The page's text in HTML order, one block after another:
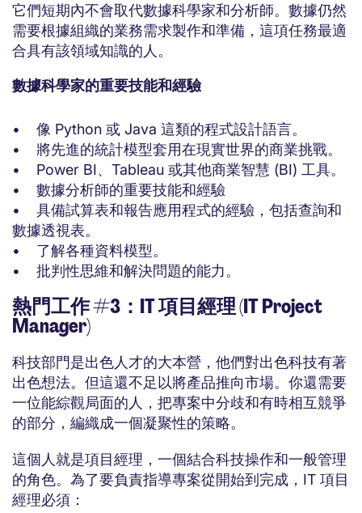
它們短期內不會取代數據科學家和分析師。數據仍然
需要根據組織的業務需求製作和準備，這項任務最適
合具有該領域知識的人。
數據科學家的重要技能和經驗
• 像 Python 或 Java 這類的程式設計語言。
• 將先進的統計模型套用在現實世界的商業挑戰。
• Power BI、Tableau 或其他商業智慧 (BI) 工具。
• 數據分析師的重要技能和經驗
• 具備試算表和報告應用程式的經驗，包括查詢和
數據透視表。
• 了解各種資料模型。
• 批判性思維和解決問題的能力。
熱門工作 #3：IT 項目經理 (IT Project
Manager)
科技部門是出色人才的大本營，他們對出色科技有著
出色想法。但這還不足以將產品推向市場。你還需要
一位能綜觀局面的人，把專案中分歧和有時相互競爭
的部分，編織成一個凝聚性的策略。
這個人就是項目經理，一個結合科技操作和一般管理
的角色。為了要負責指導專案從開始到完成，IT 項目
經理必須：